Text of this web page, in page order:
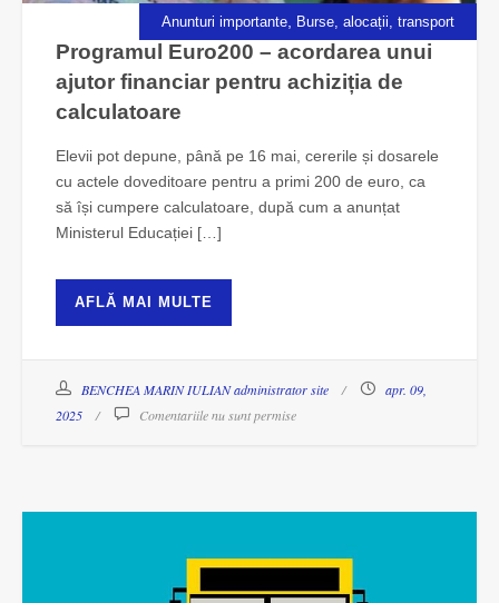
Anunturi importante Burse, alocații, transport
Programul Euro200 – acordarea unui
ajutor financiar pentru achiziția de
calculatoare
Elevii pot depune, până pe 16 mai, cererile și dosarele
cu actele doveditoare pentru a primi 200 de euro, ca
să își cumpere calculatoare, după cum a anunțat
Ministerul Educației […]
AFLĂ MAI MULTE
BENCHEA MARIN IULIAN administrator site
apr. 09,
2025
Comentariile nu sunt permise